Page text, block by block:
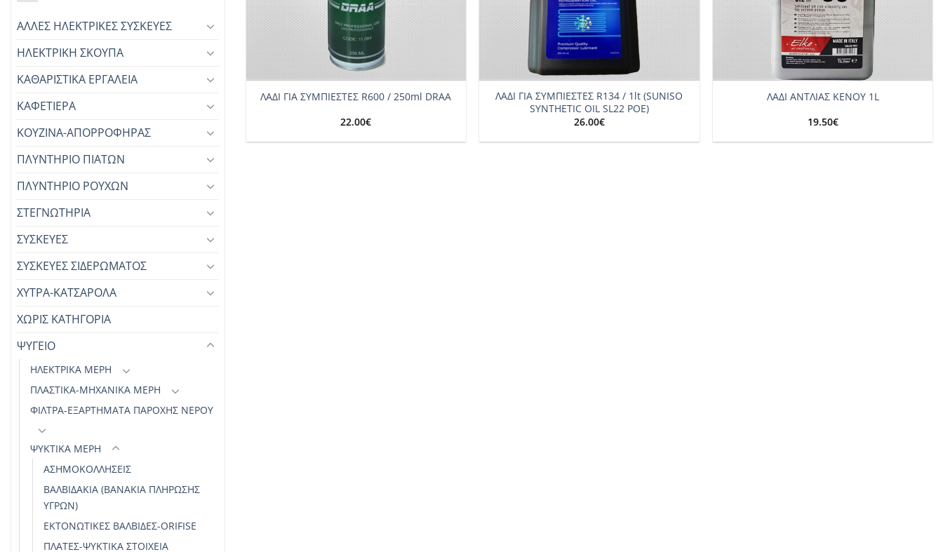
ΑΛΛΕΣ ΗΛΕΚΤΡΙΚΕΣ ΣΥΣΚΕΥΕΣ
ΗΛΕΚΤΡΙΚΗ ΣΚΟΥΠΑ
ΚΑΘΑΡΙΣΤΙΚΑ ΕΡΓΑΛΕΙΑ
ΚΑΦΕΤΙΕΡΑ
ΚΟΥΖΙΝΑ-ΑΠΟΡΡΟΦΗΡΑΣ
ΠΛΥΝΤΗΡΙΟ ΠΙΑΤΩΝ
ΠΛΥΝΤΗΡΙΟ ΡΟΥΧΩΝ
ΣΤΕΓΝΩΤΗΡΙΑ
ΣΥΣΚΕΥΕΣ
ΣΥΣΚΕΥΕΣ ΣΙΔΕΡΩΜΑΤΟΣ
ΧΥΤΡΑ-ΚΑΤΣΑΡΟΛΑ
ΧΩΡΊΣ ΚΑΤΗΓΟΡΊΑ
ΨΥΓΕΙΟ
ΗΛΕΚΤΡΙΚΆ ΜΕΡΗ
ΠΛΑΣΤΙΚΑ-ΜΗΧΑΝΙΚΑ ΜΕΡΗ
ΦΊΛΤΡΑ-ΕΞΑΡΤΉΜΑΤΑ ΠΑΡΟΧΉΣ ΝΕΡΟΎ
ΨΥΚΤΙΚΆ ΜΈΡΗ
ΑΣΗΜΟΚΟΛΛΗΣΕΙΣ
ΒΑΛΒΙΔΆΚΙΑ (ΒΑΝΆΚΙΑ ΠΛΉΡΩΣΗΣ
ΥΓΡΏΝ)
ΕΚΤΟΝΩΤΙΚΕΣ ΒΑΛΒΙΔΕΣ-ORIFISE
ΠΛΆΤΕΣ-ΨΥΚΤΙΚΆ ΣΤΟΙΧΕΊΑ
ΛΑΔΙ ΓΙΑ ΣΥΜΠΙΕΣΤΕΣ R600 / 250ml DRAA
22.00€
ΛΑΔΙ ΓΙΑ ΣΥΜΠΙΕΣΤΕΣ R134 / 1lt (SUNISO
SYNTHETIC OIL SL22 POE)
26.00€
ΛΑΔΙ ΑΝΤΛΙΑΣ ΚΕΝΟΥ 1L
19.50€